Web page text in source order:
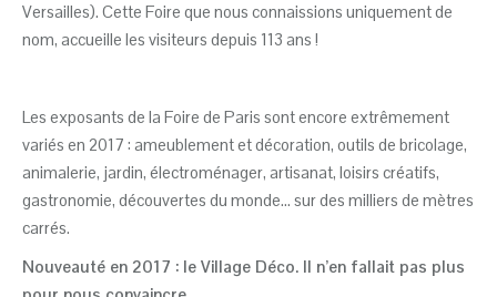
Versailles). Cette Foire que nous connaissions uniquement de
nom, accueille les visiteurs depuis 113 ans !
Les exposants de la Foire de Paris sont encore extrêmement
variés en 2017 : ameublement et décoration, outils de bricolage,
animalerie, jardin, électroménager, artisanat, loisirs créatifs,
gastronomie, découvertes du monde… sur des milliers de mètres
carrés.
Nouveauté en 2017 : le Village Déco. Il n’en fallait pas plus